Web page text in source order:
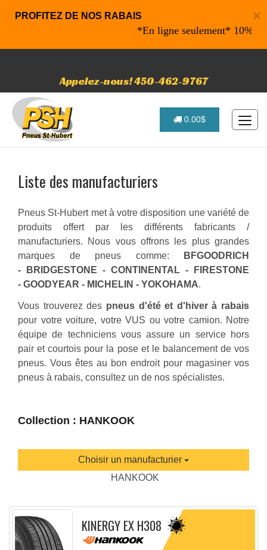
×
PROFITEZ DE NOS RABAIS
*En ligne seulement* 10% de
Appelez-nous! 450-462-9767
0.00$
Liste des manufacturiers
Pneus St-Hubert met à votre disposition une variété de
produits offert par les différents fabricants /
manufacturiers. Nous vous offrons les plus grandes
marques de pneus comme:
BFGOODRICH
- BRIDGESTONE - CONTINENTAL - FIRESTONE
- GOODYEAR - MICHELIN - YOKOHAMA.
Vous trouverez des pneus d'été et d'hiver à rabais
pour votre voiture, votre VUS ou votre camion. Notre
équipe de techniciens vous assure un service hors
pair et courtois pour la pose et le balancement de vos
pneus. Vous êtes au bon endroit pour magasiner vos
pneus à rabais, consultez un de nos spécialistes.
Collection : HANKOOK
Choisir un manufacturier
HANKOOK
KINERGY EX H308